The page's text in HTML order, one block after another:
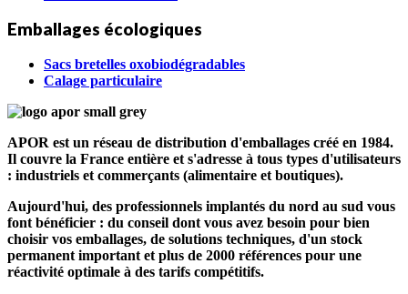
Emballages écologiques
Sacs bretelles oxobiodégradables
Calage particulaire
APOR est un réseau de distribution d'emballages créé en 1984.
Il couvre la France entière et s'adresse à tous types d'utilisateurs
: industriels et commerçants (alimentaire et boutiques).
Aujourd'hui, des professionnels implantés du nord au sud vous
font bénéficier : du conseil dont vous avez besoin pour bien
choisir vos emballages, de solutions techniques, d'un stock
permanent important et plus de 2000 références pour une
réactivité optimale à des tarifs compétitifs.